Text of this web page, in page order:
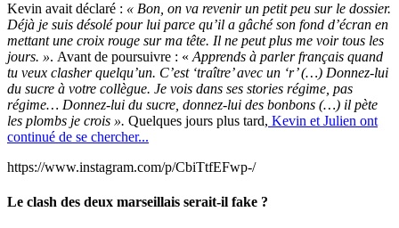
Kevin avait déclaré : « Bon, on va revenir un petit peu sur le dossier.
Déjà je suis désolé pour lui parce qu’il a gâché son fond d’écran en
mettant une croix rouge sur ma tête. Il ne peut plus me voir tous les
jours. ». Avant de poursuivre : « Apprends à parler français quand
tu veux clasher quelqu’un. C’est ‘traître’ avec un ‘r’ (…) Donnez-lui
du sucre à votre collègue. Je vois dans ses stories régime, pas
régime… Donnez-lui du sucre, donnez-lui des bonbons (…) il pète
les plombs je crois ». Quelques jours plus tard, Kevin et Julien ont
continué de se chercher...
https://www.instagram.com/p/CbiTtfEFwp-/
Le clash des deux marseillais serait-il fake ?